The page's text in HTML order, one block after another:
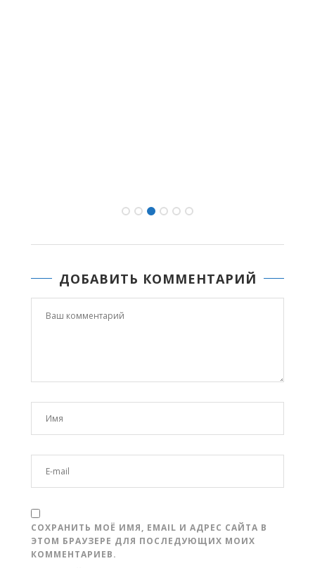
ДОБАВИТЬ КОММЕНТАРИЙ
СОХРАНИТЬ МОЁ ИМЯ, EMAIL И АДРЕС САЙТА В
ЭТОМ БРАУЗЕРЕ ДЛЯ ПОСЛЕДУЮЩИХ МОИХ
КОММЕНТАРИЕВ.